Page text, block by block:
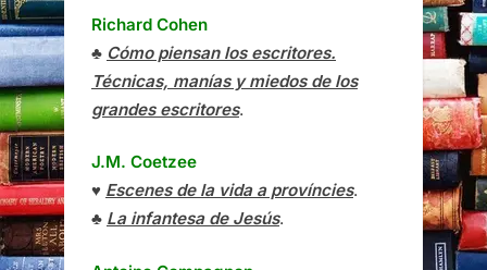
Richard Cohen
♣ Cómo piensan los escritores.
Técnicas, manías y miedos de los
grandes escritores.
J.M. Coetzee
♥ Escenes de la vida a províncies.
♣ La infantesa de Jesús.